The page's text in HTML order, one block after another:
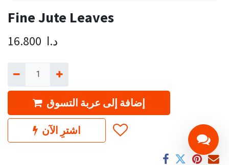
Fine Jute Leaves
16.800 د.ا
إضافة إلى عربة التسوق
اشترِ الآن